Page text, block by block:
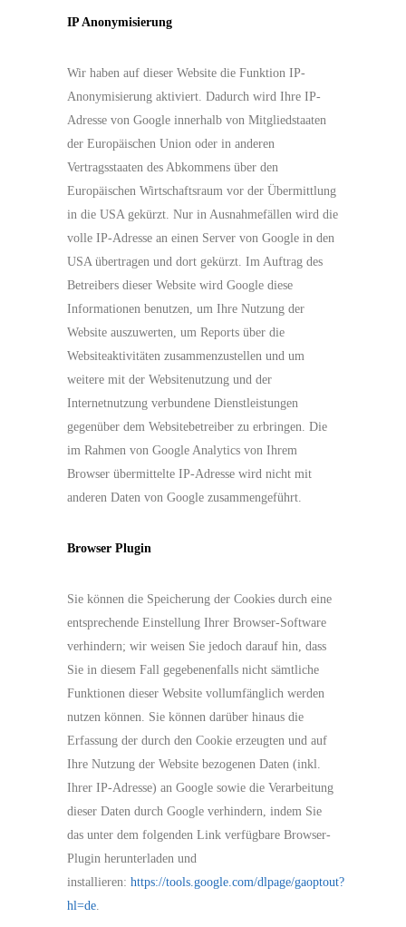
IP Anonymisierung
Wir haben auf dieser Website die Funktion IP-
Anonymisierung aktiviert. Dadurch wird Ihre IP-
Adresse von Google innerhalb von Mitgliedstaaten
der Europäischen Union oder in anderen
Vertragsstaaten des Abkommens über den
Europäischen Wirtschaftsraum vor der Übermittlung
in die USA gekürzt. Nur in Ausnahmefällen wird die
volle IP-Adresse an einen Server von Google in den
USA übertragen und dort gekürzt. Im Auftrag des
Betreibers dieser Website wird Google diese
Informationen benutzen, um Ihre Nutzung der
Website auszuwerten, um Reports über die
Websiteaktivitäten zusammenzustellen und um
weitere mit der Websitenutzung und der
Internetnutzung verbundene Dienstleistungen
gegenüber dem Websitebetreiber zu erbringen. Die
im Rahmen von Google Analytics von Ihrem
Browser übermittelte IP-Adresse wird nicht mit
anderen Daten von Google zusammengeführt.
Browser Plugin
Sie können die Speicherung der Cookies durch eine
entsprechende Einstellung Ihrer Browser-Software
verhindern; wir weisen Sie jedoch darauf hin, dass
Sie in diesem Fall gegebenenfalls nicht sämtliche
Funktionen dieser Website vollumfänglich werden
nutzen können. Sie können darüber hinaus die
Erfassung der durch den Cookie erzeugten und auf
Ihre Nutzung der Website bezogenen Daten (inkl.
Ihrer IP-Adresse) an Google sowie die Verarbeitung
dieser Daten durch Google verhindern, indem Sie
das unter dem folgenden Link verfügbare Browser-
Plugin herunterladen und
installieren: https://tools.google.com/dlpage/gaoptout?
hl=de